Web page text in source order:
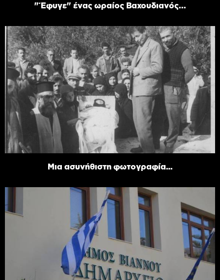
"Έφυγε" ένας ωραίος Βαχουδιανός...
Μια ασυνήθιστη φωτογραφία…